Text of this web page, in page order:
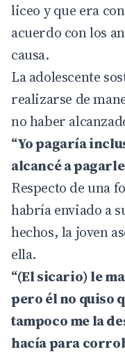
liceo y que era
acuerdo con los
causa.
La adolescente
realizarse de
no haber
“Yo pagaría
alcancé a
Respecto de una
habría enviado a
hechos, la joven
ella.
“(El sicario) le
pero él no quiso
tampoco me la
hacía para